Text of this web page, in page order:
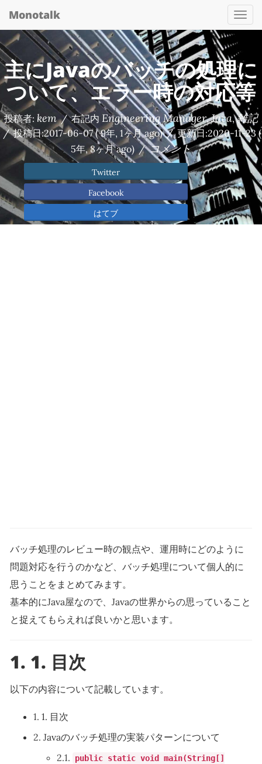
Monotalk
主にJavaのバッチの処理に
ついて、エラー時の対応等
投稿者: kem / 右記内 Engineering Manager,Java,雑記
/ 投稿日:2017-06-07( 9年, 1ヶ月 ago) / 更新日:2020-11-23 (
5年, 8ヶ月 ago) / コメント
Twitter
Facebook
はてブ
バッチ処理のレビュー時の観点や、運用時にどのように
問題対応を行うのかなど、バッチ処理について個人的に
思うことをまとめてみます。
基本的にJava屋なので、Javaの世界からの思っていること
と捉えてもらえれば良いかと思います。
1. 1. 目次
以下の内容について記載しています。
1. 1. 目次
2. Javaのバッチ処理の実装パターンについて
2.1.
public static void main(String[]